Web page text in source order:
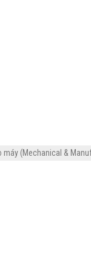
máy (Mechanical &